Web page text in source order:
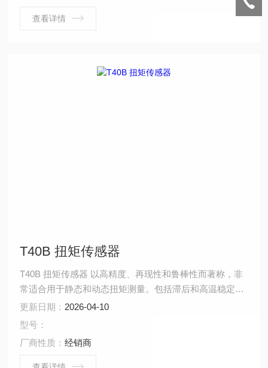
查看详情
T40B 扭矩传感器
T40B 扭矩传感器 以高精度、再现性和鲁棒性而著称，非
常适合用于静态和动态扭矩测量。包括滞后和高温稳定
性，扭矩传感器具有 0.03% 的线性精度。
更新日期： 2026-04-10
型号：
厂商性质：经销商